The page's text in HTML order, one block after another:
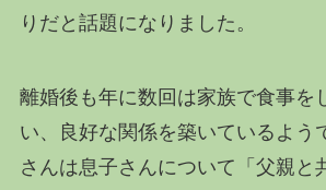
りだと話題になりました。
離婚後も年に数回は家族で食事を
い、良好な関係を築いているよう
さんは息子さんについて「父親と